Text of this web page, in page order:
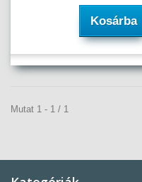
Kosárba
Mutat 1 - 1 / 1